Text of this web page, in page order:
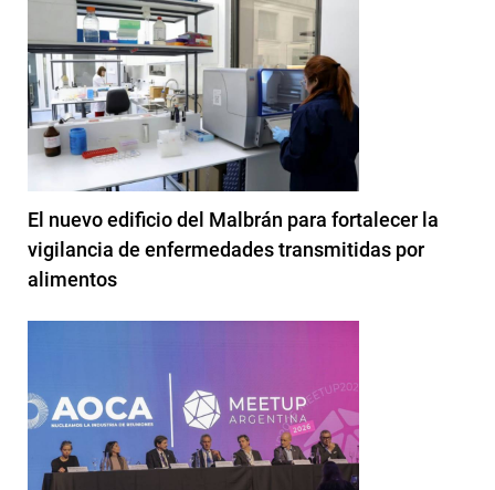
El nuevo edificio del Malbrán para fortalecer la
vigilancia de enfermedades transmitidas por
alimentos